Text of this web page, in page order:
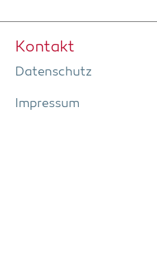
Kon­takt
Daten­schutz
Impres­sum